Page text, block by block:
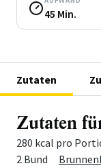
45 Min.
Zutaten
Zutaten
280 kcal pro
Menge Zutat
2 Bund